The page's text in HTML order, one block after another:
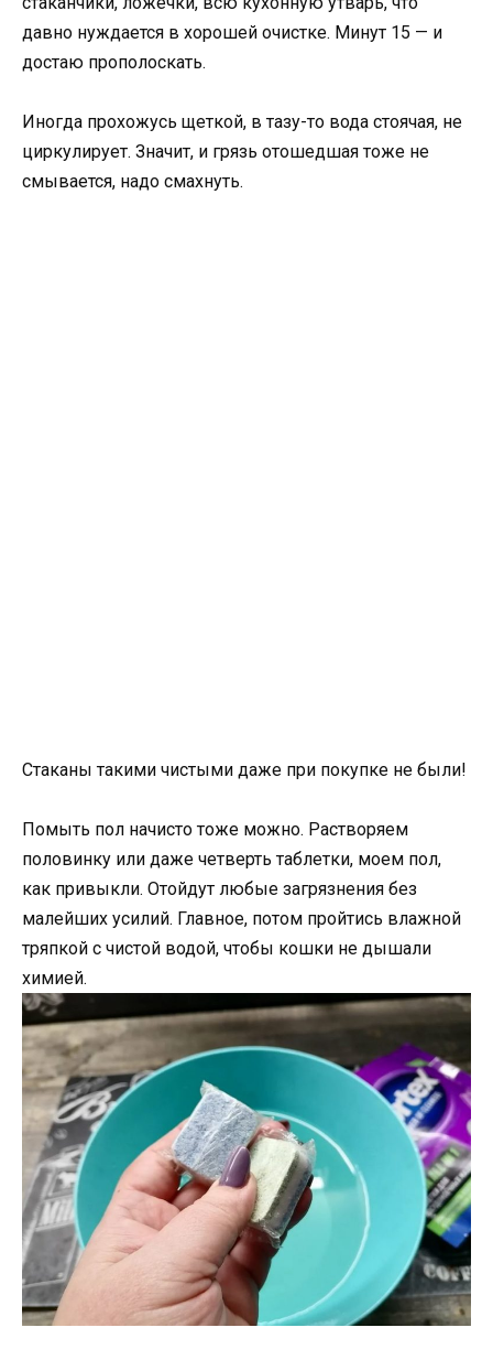
давно нуждается в хорошей очистке. Минут 15 — и
достаю прополоскать.
Иногда прохожусь щеткой, в тазу-то вода стоячая, не
циркулирует. Значит, и грязь отошедшая тоже не
смывается, надо смахнуть.
Стаканы такими чистыми даже при покупке не были!
Помыть пол начисто тоже можно. Растворяем
половинку или даже четверть таблетки, моем пол,
как привыкли. Отойдут любые загрязнения без
малейших усилий. Главное, потом пройтись влажной
тряпкой с чистой водой, чтобы кошки не дышали
химией.